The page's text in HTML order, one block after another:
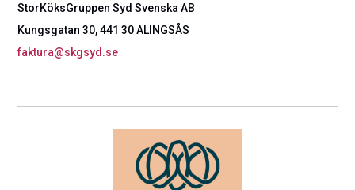
StorKöksGruppen Syd Svenska AB
Kungsgatan 30, 441 30 ALINGSÅS
faktura@skgsyd.se